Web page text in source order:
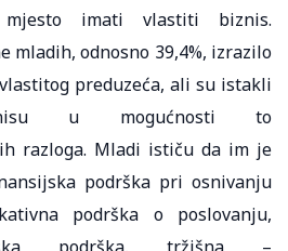
imati vlastiti biznis.
mladih, odnosno 39,4%, izrazilo
preduzeća, ali su istakli
u mogućnosti to
razloga. Mladi ističu da im je
podrška pri osnivanju
podrška o poslovanju,